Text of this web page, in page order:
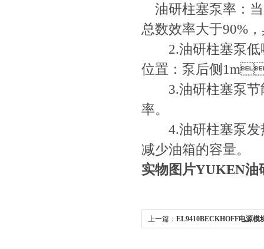
油研柱塞泵率
总数效率大于90%，
2.油研柱塞泵低
位置：泵后侧
3.油研柱塞泵节能型
率。
4.油研柱塞泵发热量
减少油箱的容量。
实物图片YUKEN油
上一篇： EL9410BECKHOFF电源模